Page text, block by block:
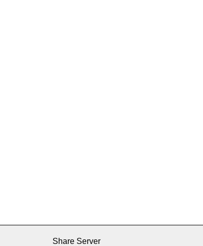
Share Server